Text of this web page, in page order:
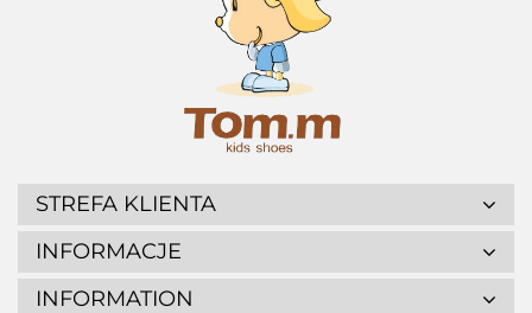
STREFA KLIENTA
INFORMACJE
INFORMATION